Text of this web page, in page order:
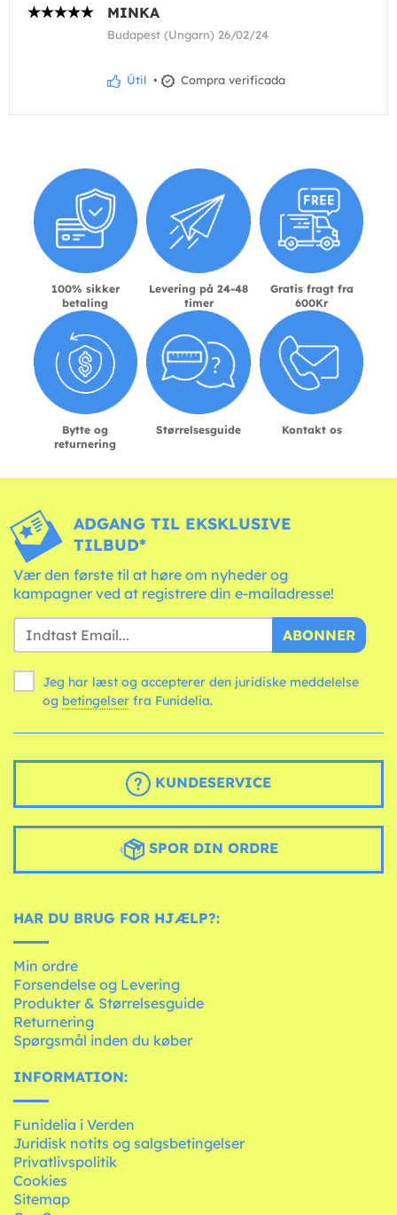
MINKA
Budapest (Ungarn) 26/02/24
Útil • Compra verificada
100% sikker
betaling
Levering på 24-48
timer
Gratis fragt fra
600Kr
Bytte og
returnering
Størrelsesguide Kontakt os
ADGANG TIL EKSKLUSIVE
TILBUD*
Vær den første til at høre om nyheder og
kampagner ved at registrere din e-mailadresse!
ABONNER
Jeg har læst og accepterer den juridiske meddelelse
og betingelser fra Funidelia.
KUNDESERVICE
SPOR DIN ORDRE
HAR DU BRUG FOR HJÆLP?:
Min ordre
Forsendelse og Levering
Produkter & Størrelsesguide
Returnering
Spørgsmål inden du køber
INFORMATION:
Funidelia i Verden
Juridisk notits og salgsbetingelser
Privatlivspolitik
Cookies
Sitemap